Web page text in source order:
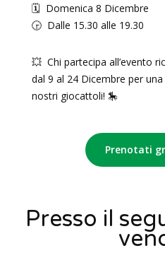
🗓 Domenica 8 Dicembre
🕞 Dalle 15.30 alle 19.30
💥 Chi partecipa all’evento
dal 9 al 24 Dicembre per
nostri giocattoli! 🎠
Prenotati
Presso il